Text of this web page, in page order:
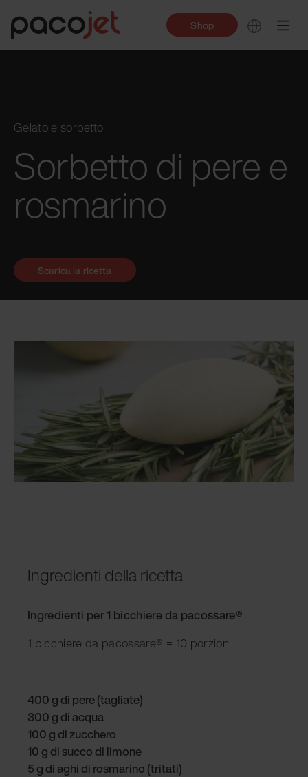
Shop
Gelato e sorbetto
Sorbetto di pere e
rosmarino
Ingredienti della ricetta
Ingredienti per 1 bicchiere da pacossare®
1 bicchiere da pacossare® = 10 porzioni
400 g di pere (tagliate)
300 g di acqua
100 g di zucchero
10 g di succo di limone
5 g di aghi di rosmarino (tritati)
Scarica la ricetta